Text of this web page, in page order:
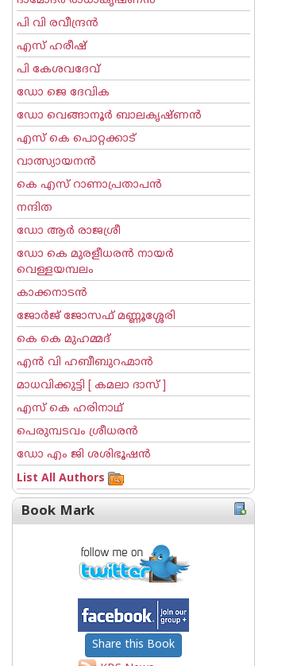
പി വി രവീന്ദ്രന്‍
എസ് ഹരീഷ്
പി കേശവദേവ്‌
ഡോ ജെ ദേവിക
ഡോ വെങ്ങാനൂര്‍ ബാലകൃഷ്ണന്‍
എസ്‌ കെ പൊറ്റക്കാട്‌
വാത്സ്യായനന്‍
കെ എസ് റാണാപ്രതാപന്‍
നന്ദിത
ഡോ ആര്‍ രാജശ്രീ
ഡോ കെ മുരളീധരന്‍ നായര്‍
വെള്ളയമ്പലം
കാക്കനാടന്‍
ജോര്‍ജ് ജോസഫ് മണ്ണൂശ്ശേരി
കെ കെ മുഹമ്മദ്
എന്‍ വി ഹബീബുറഹ്മാന്‍
മാധവിക്കുട്ടി [ കമലാ ദാസ് ]
എസ് കെ ഹരിനാഥ്
പെരുമ്പടവം ശ്രീധര‌ന്‍
ഡോ എം ജി ശശിഭൂഷന്‍
List All Authors
Book Mark
Share this Book